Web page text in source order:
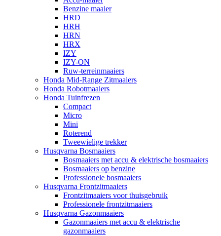
Benzine maaier
HRD
HRH
HRN
HRX
IZY
IZY-ON
Ruw-terreinmaaiers
Honda Mid-Range Zitmaaiers
Honda Robotmaaiers
Honda Tuinfrezen
Compact
Micro
Mini
Roterend
Tweewielige trekker
Husqvarna Bosmaaiers
Bosmaaiers met accu & elektrische bosmaaiers
Bosmaaiers op benzine
Professionele bosmaaiers
Husqvarna Frontzitmaaiers
Frontzitmaaiers voor thuisgebruik
Professionele frontzitmaaiers
Husqvarna Gazonmaaiers
Gazonmaaiers met accu & elektrische
gazonmaaiers